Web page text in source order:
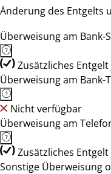
Änderung des Entgelts
Überweisung am Bank-
Zusätzliches
Überweisung am Bank-
Nicht verfügbar
Überweisung am
Zusätzliches
Sonstige Überweisung